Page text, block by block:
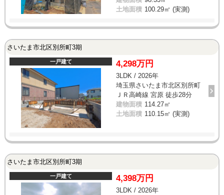
土地面積 100.29㎡ (実測)
さいたま市北区別所町3期
一戸建て 4,298万円
3LDK / 2026年
埼玉県さいたま市北区別所町
ＪＲ高崎線 宮原 徒歩28分
建物面積 114.27㎡
土地面積 110.15㎡ (実測)
さいたま市北区別所町3期
一戸建て 4,398万円
3LDK / 2026年